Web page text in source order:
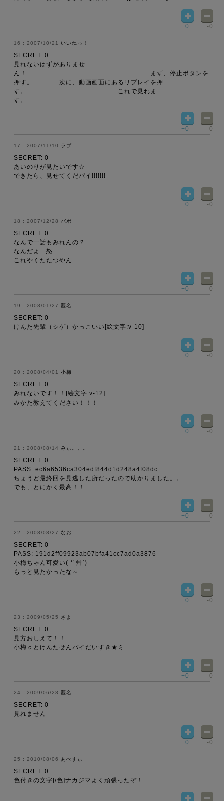
+0 -0
2007/10/21 いいねっ！
SECRET: 0
見れないはずがありませ
ん！ まず、停止ボタンを
押す。 次に、動画画面にあるリプレイを押
す。 これで見れま
す。
+0 -0
2007/11/10 ラブ
SECRET: 0
あいのりが見たいです☆
できたら、見せてくだパイ!!!!!!!
+0 -0
2007/12/28 バボ
SECRET: 0
なんで一話もみれんの？
なんだよ 怒
これやくたたつやん
+0 -0
2008/01/27 匿名
SECRET: 0
けんた先輩（シゲ）かっこいい[絵文字:v-10]
+0 -0
2008/04/01 小梅
SECRET: 0
みれないです！！[絵文字:v-12]
みかた教えてください！！！
+0 -0
2008/08/14 みぃ。。。
SECRET: 0
PASS: ec6a6536ca304edf844d1d248a4f08dc
ちょうど最終回を見逃した所だったので助かりました。。
でも、とにかく最高！！
+0 -0
2008/08/27 なお
SECRET: 0
PASS: 191d2ff09923ab07bfa41cc7ad0a3876
小梅ちゃん可愛い( *´艸`)
もっと見たかったな～
+0 -0
2009/05/25 さよ
SECRET: 0
見方おしえて！！
小梅ｃとけんたせんパイだいすき★ミ
+0 -0
2009/06/28 匿名
SECRET: 0
見れません
+0 -0
2010/08/06 あべすぃ
SECRET: 0
色付きの文字[/色]ナカジマよく頑張ったぞ！